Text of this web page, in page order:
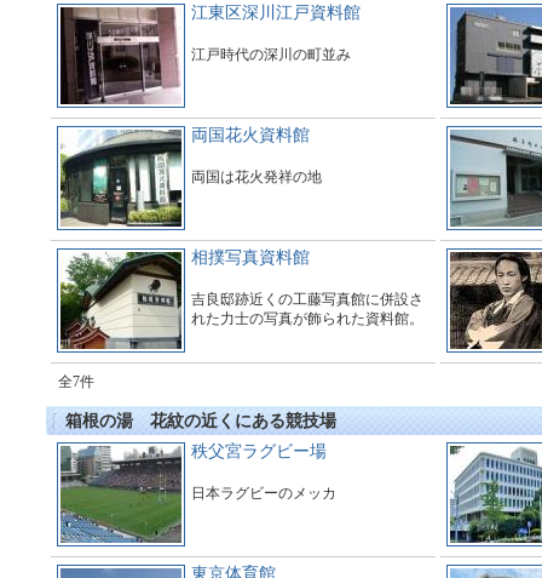
江東区深川江戸資料館
江戸時代の深川の町並み
両国花火資料館
両国は花火発祥の地
相撲写真資料館
吉良邸跡近くの工藤写真館に併設さ
れた力士の写真が飾られた資料館。
全7件
箱根の湯 花紋の近くにある競技場
秩父宮ラグビー場
日本ラグビーのメッカ
東京体育館